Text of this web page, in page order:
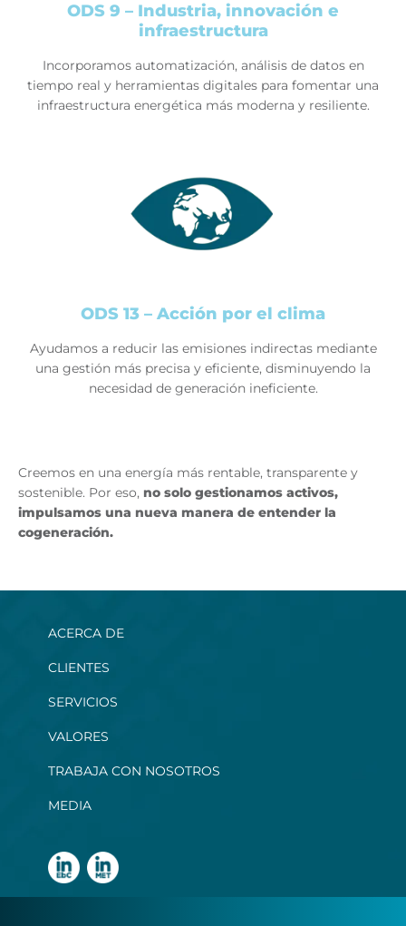
ODS 9 – Industria, innovación e
infraestructura
Incorporamos automatización, análisis de datos en
tiempo real y herramientas digitales para fomentar una
infraestructura energética más moderna y resiliente.
ODS 13 – Acción por el clima
Ayudamos a reducir las emisiones indirectas mediante
una gestión más precisa y eficiente, disminuyendo la
necesidad de generación ineficiente.
Creemos en una energía más rentable, transparente y
sostenible. Por eso, no solo gestionamos activos,
impulsamos una nueva manera de entender la
cogeneración.
ACERCA DE
CLIENTES
SERVICIOS
VALORES
TRABAJA CON NOSOTROS
MEDIA